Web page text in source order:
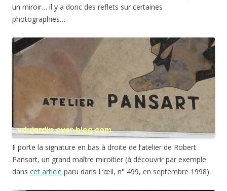
un miroir… il y a donc des reflets sur certaines
photographies…
Il porte la signature en bas à droite de l’atelier de Robert
Pansart, un grand maître miroitier (à découvrir par exemple
dans cet article paru dans L’œil, n° 499, en septembre 1998).